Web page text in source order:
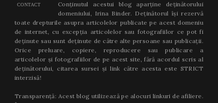
CONTACT
Conținutul acestui blog aparține deținătorului
domeniului, Irina Binder. Deținătorul își rezervă
toate drepturile asupra articolelor publicate pe acest domeniu
de internet, cu excepția articolelor sau fotografiilor ce pot fi
deținute sau sunt deținute de către alte persoane sau publicații.
Orice preluare, copiere, reproducere sau publicare a
articolelor și fotografiilor de pe acest site, fără acordul scris al
deținătorului, citarea sursei și link către acesta este STRICT
interzisă!
Transparență: Acest blog utilizează pe alocuri linkuri de afiliere.